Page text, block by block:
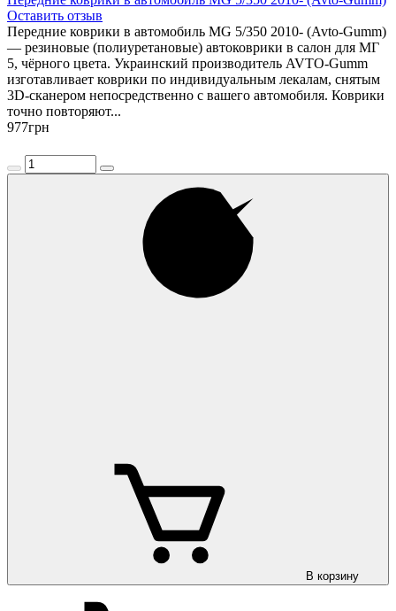
Оставить отзыв
Передние коврики в автомобиль MG 5/350 2010- (Avto-Gumm)
— резиновые (полиуретановые) автоковрики в салон для МГ
5, чёрного цвета. Украинский производитель AVTO-Gumm
изготавливает коврики по индивидуальным лекалам, снятым
3D-сканером непосредственно с вашего автомобиля. Коврики
точно повторяют...
977грн
В корзину